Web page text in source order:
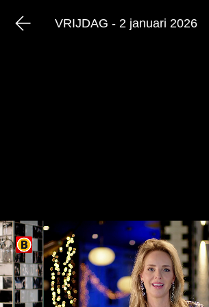
VRIJDAG - 2 januari 2026